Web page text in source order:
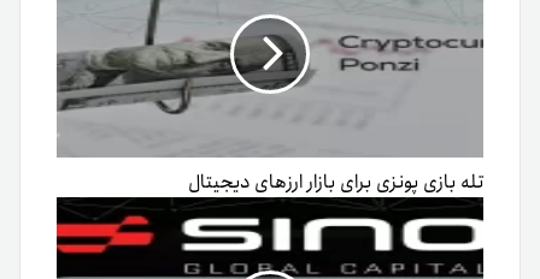
تله بازی پونزی برای بازار ارزهای دیجیتال